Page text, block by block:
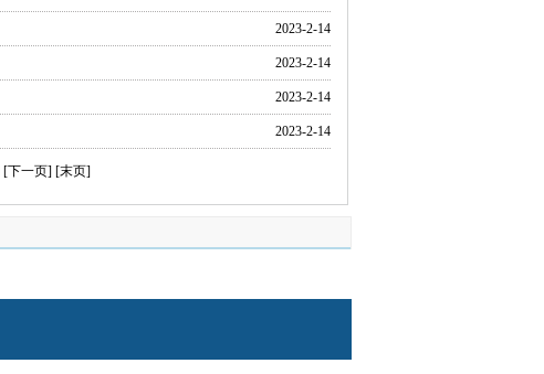
2023-2-14
2023-2-14
2023-2-14
2023-2-14
[下一页] [末页]